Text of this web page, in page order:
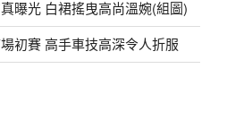
曝光 白裙搖曳高尚溫婉(組圖)
初賽 高手車技高深令人折服